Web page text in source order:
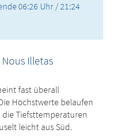
06:26 Uhr / 21:24
Illetas
fast überall
Höchstwerte belaufen
die Tiefsttemperaturen
leicht aus Süd.